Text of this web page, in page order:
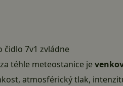
čidlo 7v1 zvládne
téhle meteostanice je
atmosférický tlak,